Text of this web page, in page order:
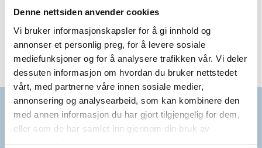
Denne nettsiden anvender cookies
Vi bruker informasjonskapsler for å gi innhold og
annonser et personlig preg, for å levere sosiale
mediefunksjoner og for å analysere trafikken vår. Vi deler
dessuten informasjon om hvordan du bruker nettstedet
vårt, med partnerne våre innen sosiale medier,
annonsering og analysearbeid, som kan kombinere den
med annen informasjon du har gjort tilgjengelig for dem,
eller som de har samlet inn gjennom din bruk av